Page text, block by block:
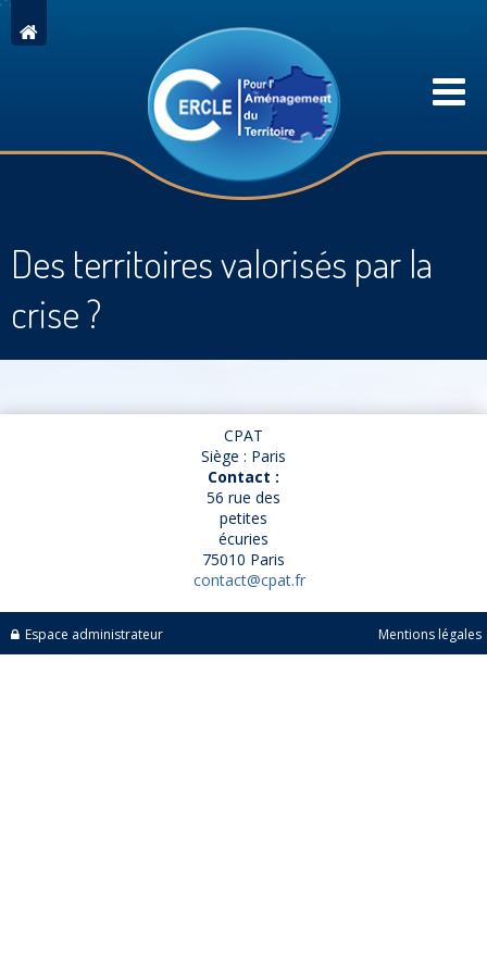
Des territoires valorisés par la
crise ?
CPAT
Siège : Paris
Contact :
56 rue des
petites
écuries
75010 Paris
contact@cpat.fr
Espace administrateur Mentions légales